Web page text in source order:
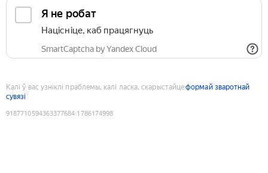
Я не робат
Націсніце, каб працягнуць
SmartCaptcha by Yandex Cloud
Калі ў вас узніклі праблемы, калі ласка, скарыстайцеформай зваротнай
сувязі
9187710594363377684:1786174998